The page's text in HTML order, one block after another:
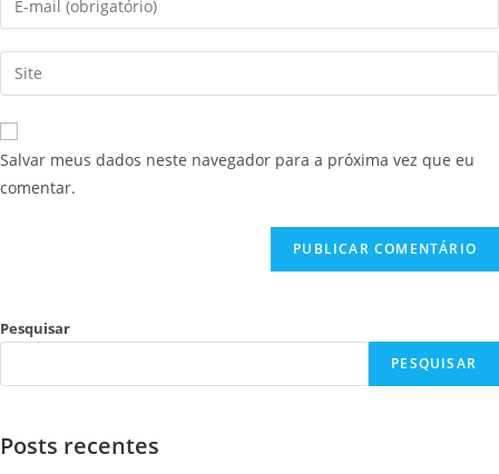
Salvar meus dados neste navegador para a próxima vez que eu
comentar.
Pesquisar
PESQUISAR
Posts recentes